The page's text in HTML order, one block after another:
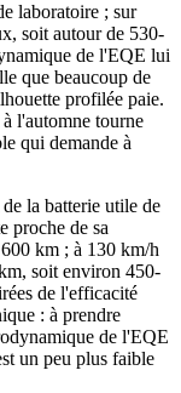
laboratoire ; sur
soit autour de 530-
de l'EQE lui
que beaucoup de
profilée paie.
l'automne tourne
qui demande à
la batterie utile de
proche de sa
km ; à 130 km/h
soit environ 450-
de l'efficacité
: à prendre
de l'EQE
un peu plus faible